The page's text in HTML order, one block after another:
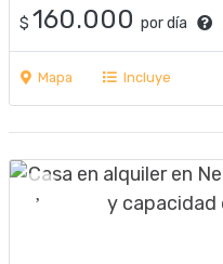
$ 160.000 por día
Mapa Incluye